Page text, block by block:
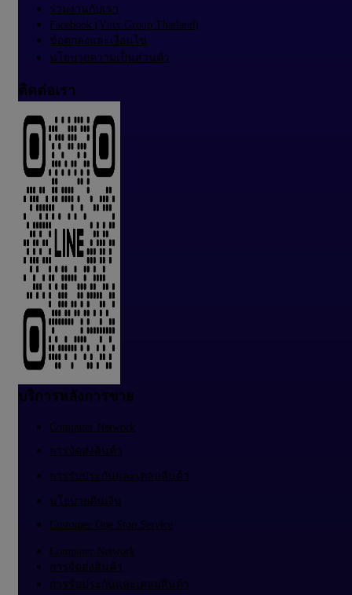
ร่วมงานกับเรา
Facebook (Vnix Group Thailand)
ข้อตกลงและเงื่อนไข
นโยบายความเป็นส่วนตัว
ติดต่อเรา
บริการหลังการขาย
Computer Network
การจัดส่งสินค้า
การรับประกันและเคลมสินค้า
นโยบายคืนเงิน
Customer One Stop Service
Computer Network
การจัดส่งสินค้า
การรับประกันและเคลมสินค้า